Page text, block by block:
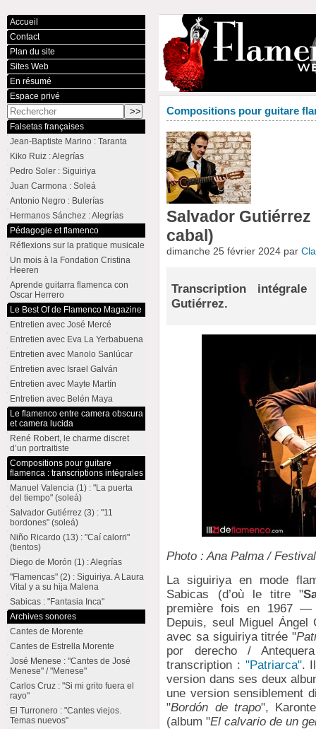
Compositions pour guitare
Salvador
cabal)
dimanche 25 février 2024 par
Transcription
Gutiérrez.
Photo : Ana Palma /
La siguiriya en mode
Sabicas (d’où le titre "
première fois en 1967
Depuis, seul Miguel
avec sa siguiriya titrée "
por derecho /
transcription : "Patriarca".
version dans ses deux
une version sensiblement
"Bordón de trapo",
(album "El calvario de un
Accueil
Contact
Plan du site
Sites Web
En résumé
Espace privé
Falsetas françaises
Jean-Baptiste Marino : Taranta
Kiko Ruiz : Alegrías
Pedro Soler : Siguiriya
Juan Carmona : Soleá
Antonio Negro : Bulerías
Hermanos Sánchez : Alegrías
Pédagogie et flamenco
Réflexions sur la pratique musicale
Un mois à la Fondation Cristina
Heeren
Aprende guitarra flamenca con
Oscar Herrero
Le Best Of de Flamenco Magazine
Entretien avec José Mercé
Entretien avec Eva La Yerbabuena
Entretien avec Manolo Sanlúcar
Entretien avec Israel Galván
Entretien avec Mayte Martín
Entretien avec Belén Maya
Le flamenco entre camera obscura
et camera lucida
René Robert, le charme discret
d’un portraitiste
Compositions pour guitare
flamenca : transcriptions intégrales
Manuel Valencia (1) : "La puerta
del tiempo" (soleá)
Salvador Gutiérrez (3) : "11
bordones" (soleá)
Niño Ricardo (13) : "Caí calorri"
(tientos)
Diego de Morón (1) : Alegrías
"Flamencas" (2) : Siguiriya. A Laura
Vital y a su hija Malena
Sabicas : "Fantasia Inca"
Archives sonores
Cantes de Morente
Cantes de Estrella Morente
José Menese : "Cantes de José
Menese" / "Menese"
Carlos Cruz : "Si mi grito fuera el
rayo"
El Turronero : "Cantes viejos.
Temas nuevos"